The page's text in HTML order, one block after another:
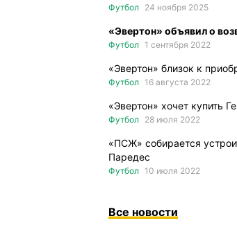
Футбол 24 ноября 2025
«Эвертон» объявил о
Футбол 1 сентября 2022
«Эвертон» близок к
Футбол 16 августа 2022
«Эвертон» хочет купить
Футбол 28 июля 2022
«ПСЖ» собирается
Паредес
Футбол 10 июля 2022
Все новости